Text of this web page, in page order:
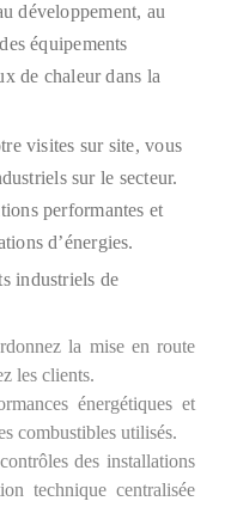
développement, au
équipements
de chaleur dans la
visites sur site, vous
sur le secteur.
performantes et
d’énergies.
industriels de
la mise en route
les clients.
énergétiques et
combustibles utilisés.
des installations
technique centralisée